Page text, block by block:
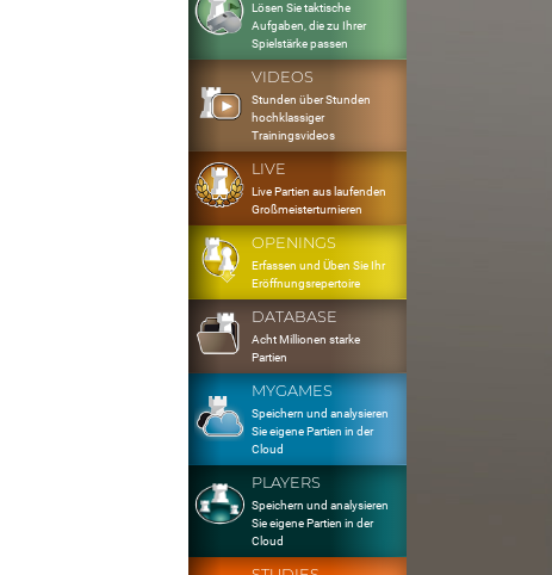
Lösen Sie taktische
Aufgaben, die zu Ihrer
Spielstärke passen
VIDEOS
Stunden über Stunden
hochklassiger
Trainingsvideos
LIVE
Live Partien aus laufenden
Großmeisterturnieren
OPENINGS
Erfassen und Üben Sie Ihr
Eröffnungsrepertoire
DATABASE
Acht Millionen starke
Partien
MYGAMES
Speichern und analysieren
Sie eigene Partien in der
Cloud
PLAYERS
Speichern und analysieren
Sie eigene Partien in der
Cloud